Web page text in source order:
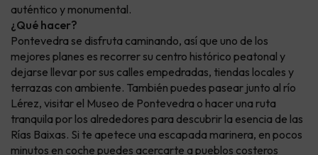
auténtico y monumental.
¿Qué hacer?
Pontevedra se disfruta caminando, así que uno de los
mejores planes es recorrer su centro histórico peatonal y
dejarse llevar por sus calles empedradas, tiendas locales y
terrazas con ambiente. También puedes pasear junto al río
Lérez, visitar el Museo de Pontevedra o hacer una ruta
tranquila por los alrededores para descubrir la esencia de las
Rías Baixas. Si te apetece una escapada marinera, en pocos
minutos en coche puedes acercarte a pueblos costeros